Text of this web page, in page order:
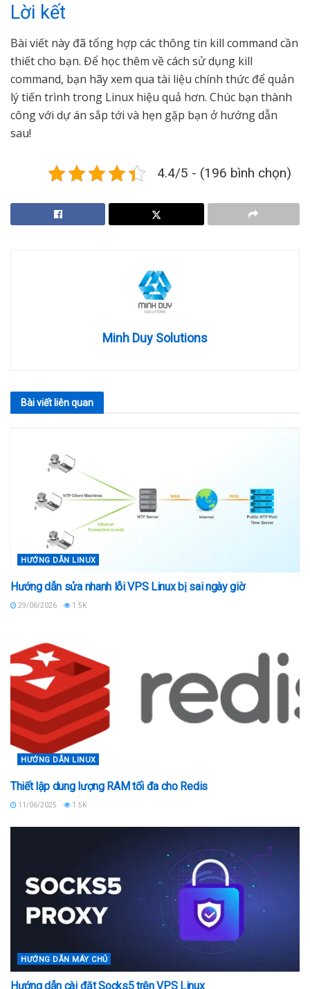
Lời kết
Bài viết này đã tổng hợp các thông tin kill command cần
thiết cho bạn. Để học thêm về cách sử dụng kill
command, bạn hãy xem qua tài liệu chính thức để quản
lý tiến trình trong Linux hiệu quả hơn. Chúc bạn thành
công với dự án sắp tới và hẹn gặp bạn ở hướng dẫn
sau!
4.4/5 - (196 bình chọn)
Minh Duy Solutions
Bài viết liên quan
HƯỚNG DẪN LINUX
Hướng dẫn sửa nhanh lỗi VPS Linux bị sai ngày giờ
29/06/2026 1.5K
HƯỚNG DẪN LINUX
Thiết lập dung lượng RAM tối đa cho Redis
11/06/2025 1.5K
HƯỚNG DẪN MÁY CHỦ
Hướng dẫn cài đặt Socks5 trên VPS Linux